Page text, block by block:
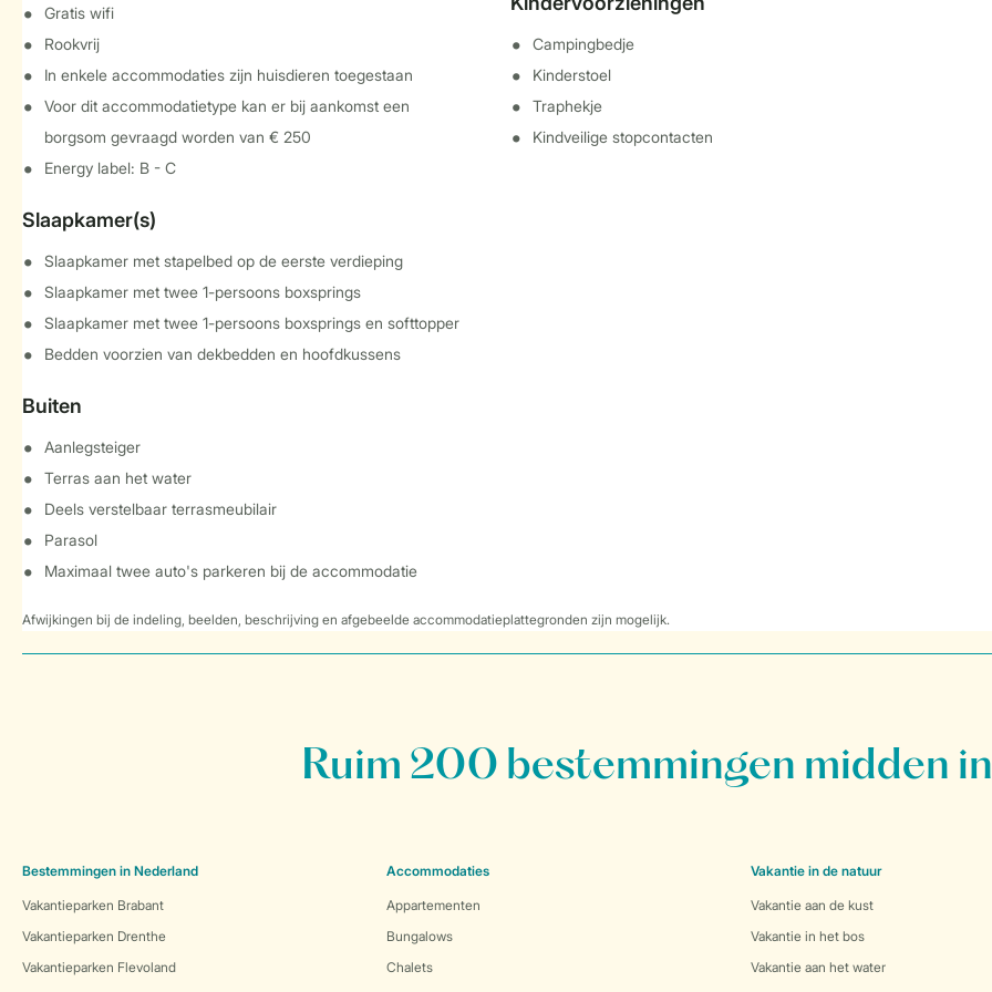
Gratis wifi
Rookvrij
In enkele accommodaties zijn huisdieren toegestaan
Voor dit accommodatietype kan er bij aankomst een
borgsom gevraagd worden van € 250
Energy label: B - C
Slaapkamer(s)
Slaapkamer met stapelbed op de eerste verdieping
Slaapkamer met twee 1-persoons boxsprings
Slaapkamer met twee 1-persoons boxsprings en softtopper
Bedden voorzien van dekbedden en hoofdkussens
Buiten
Aanlegsteiger
Terras aan het water
Deels verstelbaar terrasmeubilair
Parasol
Maximaal twee auto's parkeren bij de accommodatie
Campingbedje
Kinderstoel
Traphekje
Kindveilige stopcontacten
Afwijkingen bij de indeling, beelden, beschrijving en afgebeelde accommodatieplattegronden zijn mogelijk.
Ruim 200 bestemmingen midden
Bestemmingen in Nederland
Vakantieparken Brabant
Vakantieparken Drenthe
Vakantieparken Flevoland
Accommodaties
Appartementen
Bungalows
Chalets
Vakantie in de natuur
Vakantie aan de kust
Vakantie in het bos
Vakantie aan het water